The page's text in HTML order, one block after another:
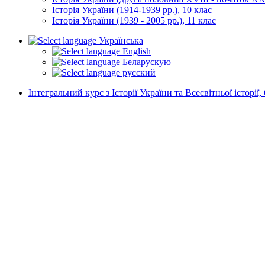
Історія України (1914-1939 рр.), 10 клас
Історія України (1939 - 2005 рр.), 11 клас
Українська
English
Беларускую
русский
Інтегральний курс з Історії України та Всесвітньої